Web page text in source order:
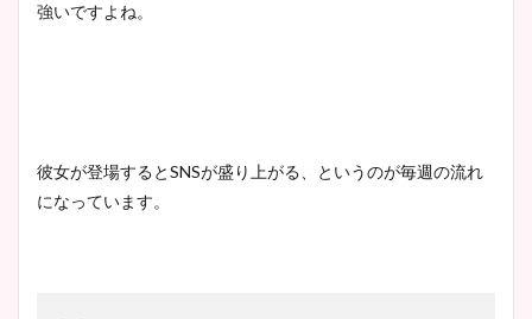
強いですよね。
彼女が登場するとSNSが盛り上がる、というのが毎週の流れ
になっています。